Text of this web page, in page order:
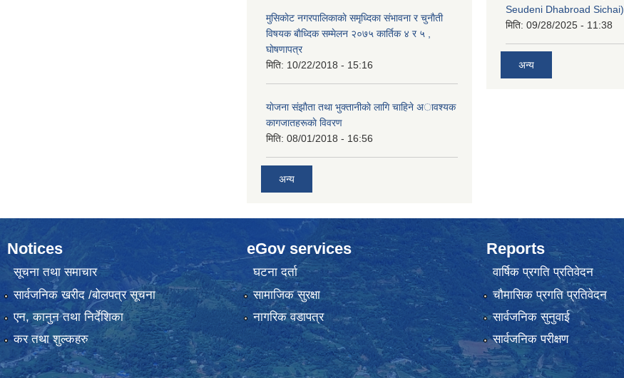
मुसिकाेट नगरपालिकाकाे समृध्दिका संभावना र चुनाैती
विषयक बाैध्दिक सम्मेलन २०७५ कार्तिक ४ र ५ ,
घाेषणापत्र
मिति: 10/22/2018 - 15:16
याेजना संझाैता तथा भुक्तानीकाे लागि चाहिने अावश्यक
कागजातहरूकाे विवरण
मिति: 08/01/2018 - 16:56
अन्य
Seudeni Dhabroad Sichai)
मिति: 09/28/2025 - 11:38
अन्य
Notices
सूचना तथा समाचार
सार्वजनिक खरीद /बोलपत्र सूचना
एन, कानुन तथा निर्देशिका
कर तथा शुल्कहरु
eGov services
घटना दर्ता
सामाजिक सुरक्षा
नागरिक वडापत्र
Reports
वार्षिक प्रगति प्रतिवेदन
चौमासिक प्रगति प्रतिवेदन
सार्वजनिक सुनुवाई
सार्वजनिक परीक्षण